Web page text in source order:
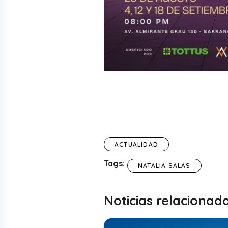
ACTUALIDAD
Tags: NATALIA SALAS
Noticias